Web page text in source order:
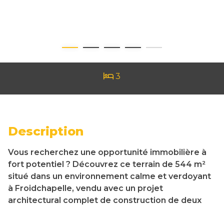
3
Description
Vous recherchez une opportunité immobilière à
fort potentiel ? Découvrez ce terrain de 544 m²
situé dans un environnement calme et verdoyant
à Froidchapelle, vendu avec un projet
architectural complet de construction de deux